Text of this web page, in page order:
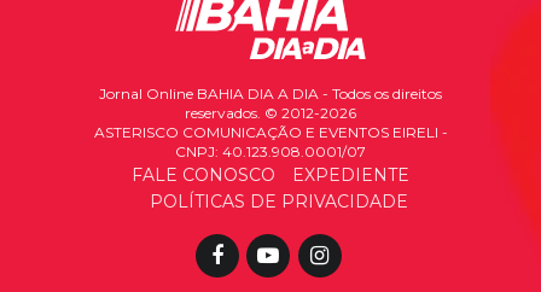
Jornal Online BAHIA DIA A DIA - Todos os direitos
reservados. © 2012-2026
ASTERISCO COMUNICAÇÃO E EVENTOS EIRELI -
CNPJ: 40.123.908.0001/07
FALE CONOSCO
EXPEDIENTE
POLÍTICAS DE PRIVACIDADE